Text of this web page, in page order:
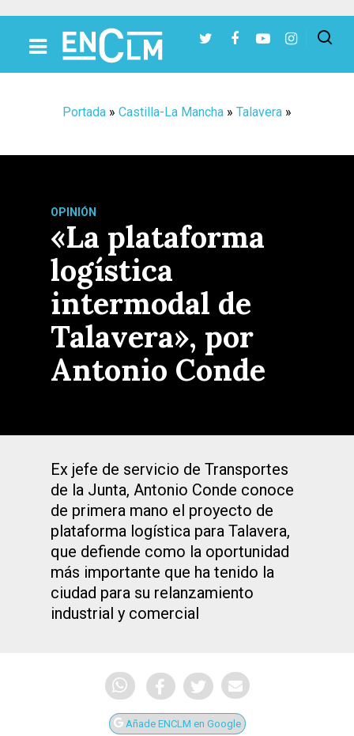
Portada » Castilla-La Mancha » Talavera »
OPINIÓN
«La plataforma
logística
intermodal de
Talavera», por
Antonio Conde
Ex jefe de servicio de Transportes
de la Junta, Antonio Conde conoce
de primera mano el proyecto de
plataforma logística para Talavera,
que defiende como la oportunidad
más importante que ha tenido la
ciudad para su relanzamiento
industrial y comercial
Añade ENCLM en Google